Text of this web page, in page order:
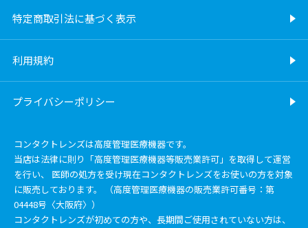
特定商取引法に基づく表示
利用規約
プライバシーポリシー
コンタクトレンズは高度管理医療機器です。
当店は法律に則り「高度管理医療機器等販売業許可」を取得して運営
を行い、 医師の処方を受け現在コンタクトレンズをお使いの方を対象
に販売しております。 （高度管理医療機器の販売業許可番号：第
04448号〈大阪府〉）
コンタクトレンズが初めての方や、長期間ご使用されていない方は、